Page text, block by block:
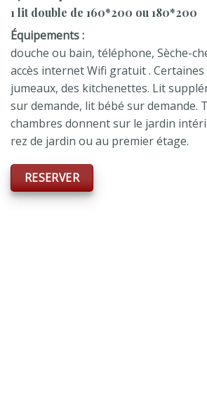
1 lit double de 160*200 ou 180*200
Équipements :
douche ou bain, téléphone, Sèche-
accès internet Wifi gratuit . Certaines
jumeaux, des kitchenettes. Lit
sur demande, lit bébé sur demande.
chambres donnent sur le jardin
rez de jardin ou au premier étage.
RESERVER